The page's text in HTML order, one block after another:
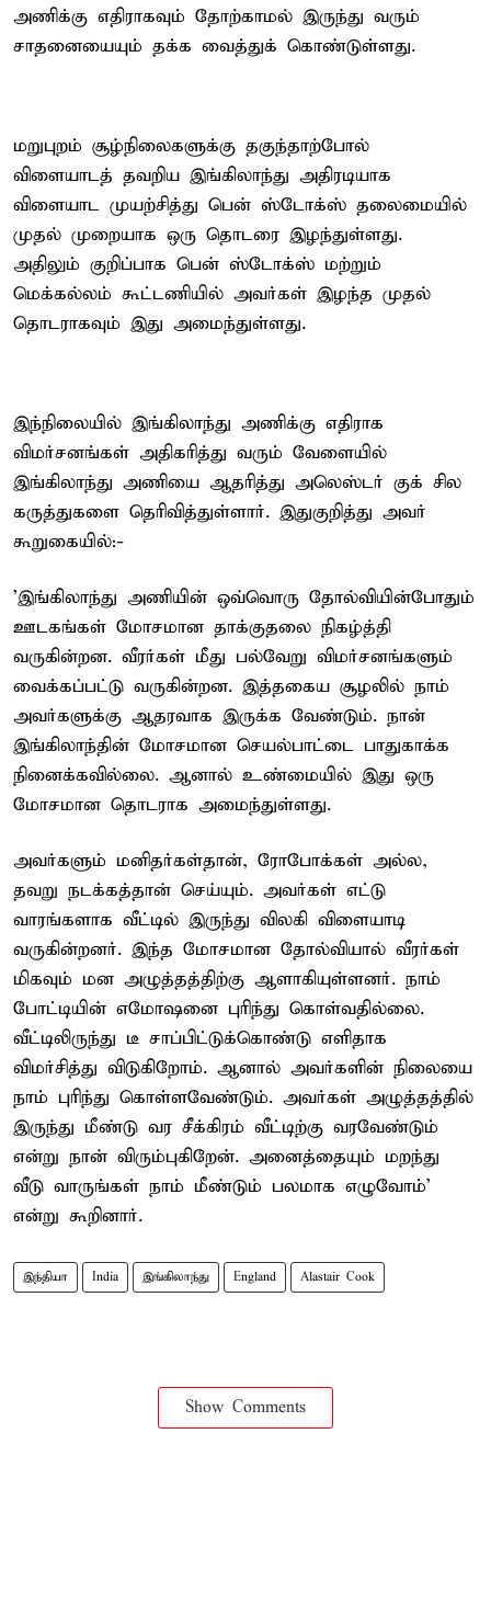
அணிக்கு எதிராகவும் தோற்காமல் இருந்து வரும்
சாதனையையும் தக்க வைத்துக் கொண்டுள்ளது.
மறுபுறம் சூழ்நிலைகளுக்கு தகுந்தாற்போல்
விளையாடத் தவறிய இங்கிலாந்து அதிரடியாக
விளையாட முயற்சித்து பென் ஸ்டோக்ஸ் தலைமையில்
முதல் முறையாக ஒரு தொடரை இழந்துள்ளது.
அதிலும் குறிப்பாக பென் ஸ்டோக்ஸ் மற்றும்
மெக்கல்லம் கூட்டணியில் அவர்கள் இழந்த முதல்
தொடராகவும் இது அமைந்துள்ளது.
இந்நிலையில் இங்கிலாந்து அணிக்கு எதிராக
விமர்சனங்கள் அதிகரித்து வரும் வேளையில்
இங்கிலாந்து அணியை ஆதரித்து அலெஸ்டர் குக் சில
கருத்துகளை தெரிவித்துள்ளார். இதுகுறித்து அவர்
கூறுகையில்:-
'இங்கிலாந்து அணியின் ஒவ்வொரு தோல்வியின்போதும்
ஊடகங்கள் மோசமான தாக்குதலை நிகழ்த்தி
வருகின்றன. வீரர்கள் மீது பல்வேறு விமர்சனங்களும்
வைக்கப்பட்டு வருகின்றன. இத்தகைய சூழலில் நாம்
அவர்களுக்கு ஆதரவாக இருக்க வேண்டும். நான்
இங்கிலாந்தின் மோசமான செயல்பாட்டை பாதுகாக்க
நினைக்கவில்லை. ஆனால் உண்மையில் இது ஒரு
மோசமான தொடராக அமைந்துள்ளது.
அவர்களும் மனிதர்கள்தான், ரோபோக்கள் அல்ல,
தவறு நடக்கத்தான் செய்யும். அவர்கள் எட்டு
வாரங்களாக வீட்டில் இருந்து விலகி விளையாடி
வருகின்றனர். இந்த மோசமான தோல்வியால் வீரர்கள்
மிகவும் மன அழுத்தத்திற்கு ஆளாகியுள்ளனர். நாம்
போட்டியின் எமோஷனை புரிந்து கொள்வதில்லை.
வீட்டிலிருந்து டீ சாப்பிட்டுக்கொண்டு எளிதாக
விமர்சித்து விடுகிறோம். ஆனால் அவர்களின் நிலையை
நாம் புரிந்து கொள்ளவேண்டும். அவர்கள் அழுத்தத்தில்
இருந்து மீண்டு வர சீக்கிரம் வீட்டிற்கு வரவேண்டும்
என்று நான் விரும்புகிறேன். அனைத்தையும் மறந்து
வீடு வாருங்கள் நாம் மீண்டும் பலமாக எழுவோம்'
என்று கூறினார்.
இந்தியா India இங்கிலாந்து England Alastair Cook
Show Comments